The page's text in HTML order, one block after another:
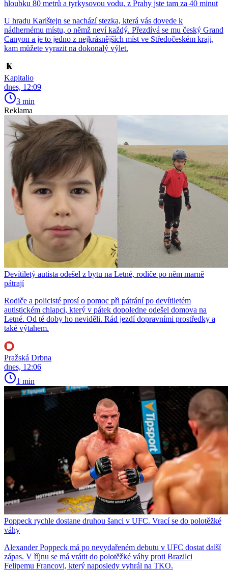
hloubku 80 metrů a tyrkysovou vodu, z Prahy jste tam za 40 minut
U hradu Karlštejn se nachází stezka, která vás dovede k
nádhernému místu, o němž neví každý. Přezdívá se mu český Grand
Canyon a je to jedno z nejkrásnějších míst ve Středočeském kraji,
kam můžete vyrazit na dokonalý výlet.
Kapitalio
dnes, 12:09
3 min
Reklama
Devítiletý autista odešel z bytu na Letné, rodiče po něm marně
pátrají
Rodiče a policisté prosí o pomoc při pátrání po devítiletém
autistickém chlapci, který v pátek dopoledne odešel domova na
Letné. Od té doby ho neviděli. Rád jezdí dopravními prostředky a
také výtahem.
Pražská Drbna
dnes, 12:06
1 min
Poppeck rychle dostane druhou šanci v UFC. Vrací se do polotěžké
váhy
Alexander Poppeck má po nevydařeném debutu v UFC dostat další
zápas. V říjnu se má vrátit do polotěžké váhy proti Brazilci
Felipemu Francovi, který naposledy vyhrál na TKO.